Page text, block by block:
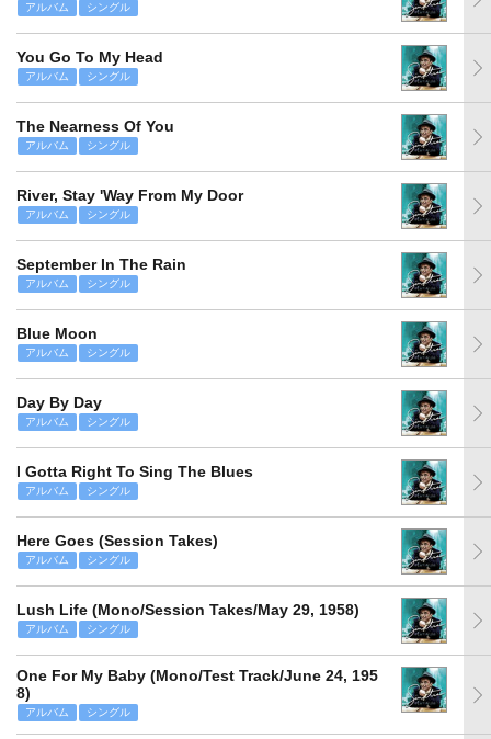
アルバム シングル
You Go To My Head
アルバム シングル
The Nearness Of You
アルバム シングル
River, Stay 'Way From My Door
アルバム シングル
September In The Rain
アルバム シングル
Blue Moon
アルバム シングル
Day By Day
アルバム シングル
I Gotta Right To Sing The Blues
アルバム シングル
Here Goes (Session Takes)
アルバム シングル
Lush Life (Mono/Session Takes/May 29, 1958)
アルバム シングル
One For My Baby (Mono/Test Track/June 24, 195
8)
アルバム シングル